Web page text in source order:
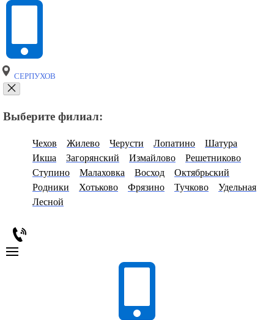
СЕРПУХОВ
Выберите филиал:
Чехов Жилево Черусти Лопатино
Шатура
Икша
Загорянский Измайлово
Решетниково
Ступино
Малаховка Восход
Октябрьский
Родники
Хотьково Фрязино Тучково
Удельная
Лесной